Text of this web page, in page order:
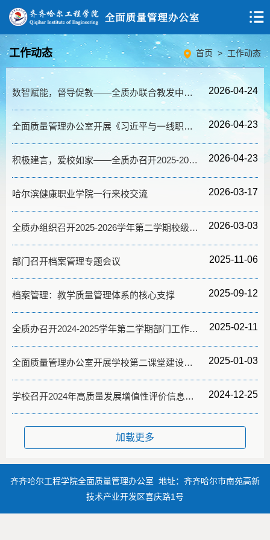
工作动态 首页 > 工作动态
数智赋能，督导促教——全质办联合教发中心成功举办第51期教师成长沙龙 2026-04-24
全面质量管理办公室开展《习近平与一线职工朋友们》专题学习活动 2026-04-23
积极建言，爱校如家——全质办召开2025-2026学年第二学期学生座谈会 2026-04-23
哈尔滨健康职业学院一行来校交流 2026-03-17
全质办组织召开2025-2026学年第二学期校级教学督导工作准备会 2026-03-03
部门召开档案管理专题会议 2025-11-06
档案管理：教学质量管理体系的核心支撑 2025-09-12
全质办召开2024-2025学年第二学期部门工作例会 2025-02-11
全面质量管理办公室开展学校第二课堂建设情况专题调研 2025-01-03
学校召开2024年高质量发展增值性评价信息填报协调会 2024-12-25
加载更多
齐齐哈尔工程学院全面质量管理办公室 地址：齐齐哈尔市南苑高新
技术产业开发区喜庆路1号